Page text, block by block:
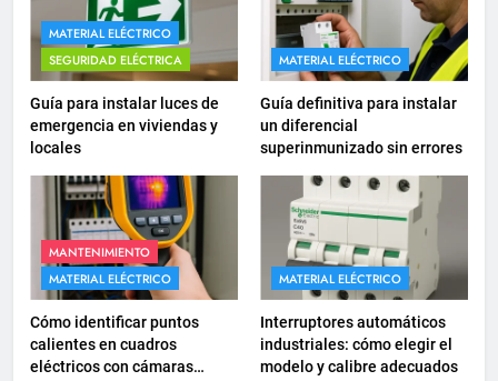
MATERIAL ELÉCTRICO
SEGURIDAD ELÉCTRICA
Guía para instalar luces de
emergencia en viviendas y
locales
MATERIAL ELÉCTRICO
Guía definitiva para instalar
un diferencial
superinmunizado sin errores
MANTENIMIENTO
MATERIAL ELÉCTRICO
Cómo identificar puntos
calientes en cuadros
eléctricos con cámaras
MATERIAL ELÉCTRICO
Interruptores automáticos
industriales: cómo elegir el
modelo y calibre adecuados
16
¿Qué es el circuito C2 y para qué
se utiliza según el REBT?
INSTALACIONES ELÉCTRICAS
17
Cómo diseñar un sistema
eléctrico para pequeños
comercios
INSTALACIONES ELÉCTRICAS
18
Cómo realizar un proyecto de